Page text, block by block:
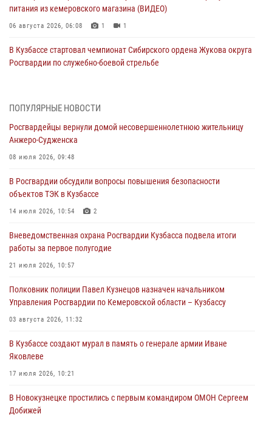
питания из кемеровского магазина (ВИДЕО)
06 августа 2026, 06:08 1 1
В Кузбассе стартовал чемпионат Сибирского ордена Жукова округа
Росгвардии по служебно-боевой стрельбе
Росгвардейцы задержали в Кемерове дебошира, устроившего
05 августа 2026, 09:30
Росгвардейцы задержали участника драки, причинившего побои
05 августа 2026, 08:50
Росгвардейцы пресекли нарушение общественного порядка на
05 августа 2026, 08:10
Росгвардейцы в Юрге пресекли попытку проникновения на
05 августа 2026, 07:45
ПОПУЛЯРНЫЕ НОВОСТИ
Росгвардейцы вернули домой несовершеннолетнюю жительницу
Анжеро-Судженска
08 июля 2026, 09:48
В Росгвардии обсудили вопросы повышения безопасности
объектов ТЭК в Кузбассе
14 июля 2026, 10:54 2
Вневедомственная охрана Росгвардии Кузбасса подвела итоги
работы за первое полугодие
21 июля 2026, 10:57
Полковник полиции Павел Кузнецов назначен начальником
Управления Росгвардии по Кемеровской области – Кузбассу
03 августа 2026, 11:32
В Кузбассе создают мурал в память о генерале армии Иване
Яковлеве
17 июля 2026, 10:21
В Новокузнецке простились с первым командиром ОМОН Сергеем
Добижей